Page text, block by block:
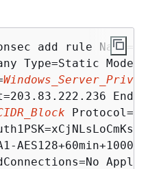
add rule
Type=Static